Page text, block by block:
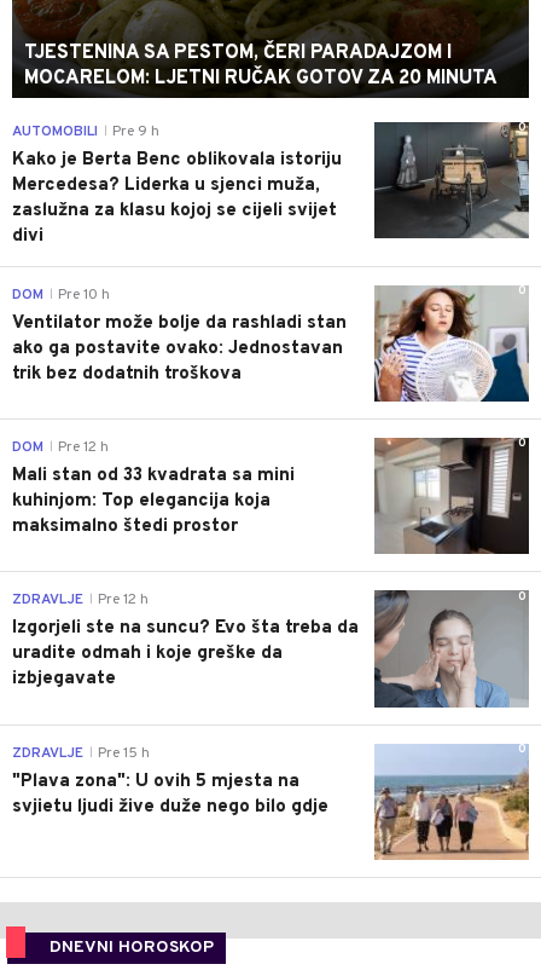
TJESTENINA SA PESTOM, ČERI PARADAJZOM I
MOCARELOM: LJETNI RUČAK GOTOV ZA 20 MINUTA
0
AUTOMOBILI Pre 9 h
Kako je Berta Benc oblikovala istoriju
Mercedesa? Liderka u sjenci muža,
zaslužna za klasu kojoj se cijeli svijet
divi
0
DOM Pre 10 h
Ventilator može bolje da rashladi stan
ako ga postavite ovako: Jednostavan
trik bez dodatnih troškova
0
DOM Pre 12 h
Mali stan od 33 kvadrata sa mini
kuhinjom: Top elegancija koja
maksimalno štedi prostor
0
ZDRAVLJE Pre 12 h
Izgorjeli ste na suncu? Evo šta treba da
uradite odmah i koje greške da
izbjegavate
0
ZDRAVLJE Pre 15 h
"Plava zona": U ovih 5 mjesta na
svjietu ljudi žive duže nego bilo gdje
DNEVNI HOROSKOP